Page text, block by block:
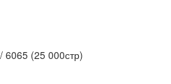
(25 000стр)